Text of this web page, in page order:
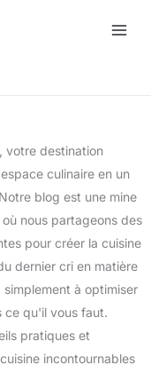
votre destination
culinaire en un
blog est une mine
nous partageons des
pour créer la cuisine
dernier cri en matière
à optimiser
ce qu'il vous faut.
pratiques et
incontournables